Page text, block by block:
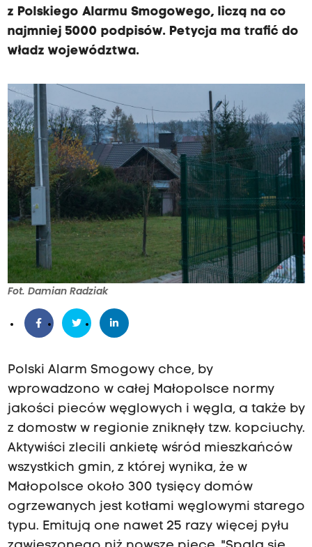
z Polskiego Alarmu Smogowego, liczą na co
najmniej 5000 podpisów. Petycja ma trafić do
władz województwa.
Fot. Damian Radziak
Polski Alarm Smogowy chce, by
wprowadzono w całej Małopolsce normy
jakości pieców węglowych i węgla, a także by
z domostw w regionie zniknęły tzw. kopciuchy.
Aktywiści zlecili ankietę wśród mieszkańców
wszystkich gmin, z której wynika, że w
Małopolsce około 300 tysięcy domów
ogrzewanych jest kotłami węglowymi starego
typu. Emitują one nawet 25 razy więcej pyłu